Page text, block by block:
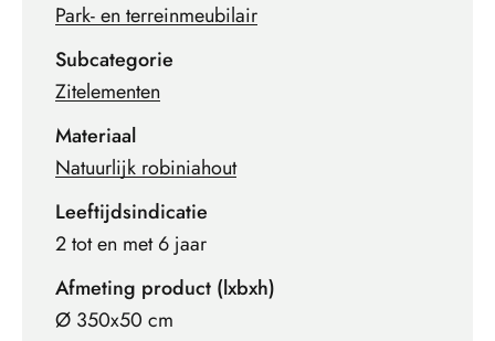
Park- en terreinmeubilair
Subcategorie
Zitelementen
Materiaal
Natuurlijk robiniahout
Leeftijdsindicatie
2 tot en met 6 jaar
Afmeting product (lxbxh)
Ø 350x50 cm